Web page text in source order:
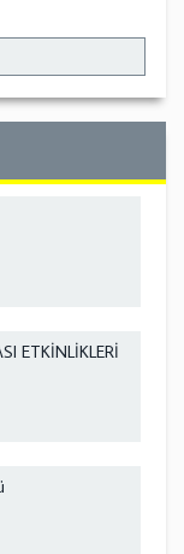
ETKİNLİKLERİ